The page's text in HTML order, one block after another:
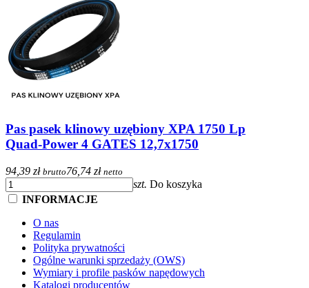
Pas pasek klinowy uzębiony XPA 1750 Lp
Quad-Power 4 GATES 12,7x1750
94,39 zł brutto76,74 zł netto
szt. Do koszyka
INFORMACJE
O nas
Regulamin
Polityka prywatności
Ogólne warunki sprzedaży (OWS)
Wymiary i profile pasków napędowych
Katalogi producentów